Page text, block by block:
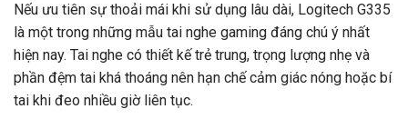
Nếu ưu tiên sự thoải mái khi sử dụng lâu dài, Logitech G335
là một trong những mẫu tai nghe gaming đáng chú ý nhất
hiện nay. Tai nghe có thiết kế trẻ trung, trọng lượng nhẹ và
phần đệm tai khá thoáng nên hạn chế cảm giác nóng hoặc bí
tai khi đeo nhiều giờ liên tục.